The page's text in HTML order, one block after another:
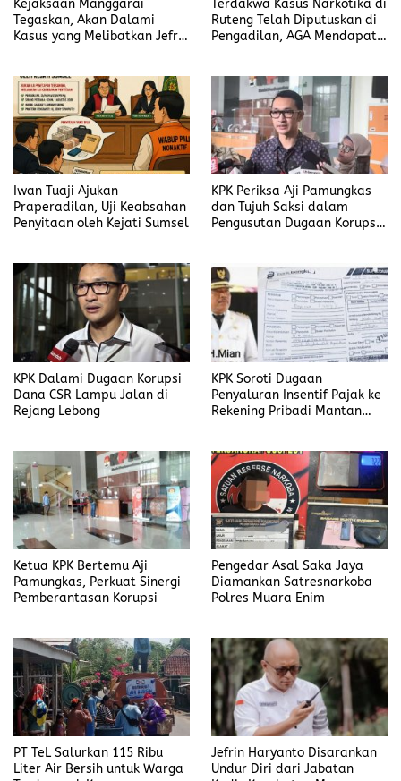
Kejaksaan Manggarai
Tegaskan, Akan Dalami
Kasus yang Melibatkan Jefrin
Terdakwa Kasus Narkotika di
Ruteng Telah Diputuskan di
Pengadilan, AGA Mendapat
Iwan Tuaji Ajukan
Praperadilan, Uji Keabsahan
Penyitaan oleh Kejati Sumsel
KPK Periksa Aji Pamungkas
dan Tujuh Saksi dalam
Pengusutan Dugaan Korupsi
KPK Dalami Dugaan Korupsi
Dana CSR Lampu Jalan di
Rejang Lebong
KPK Soroti Dugaan
Penyaluran Insentif Pajak ke
Rekening Pribadi Mantan
Ketua KPK Bertemu Aji
Pamungkas, Perkuat Sinergi
Pemberantasan Korupsi
Pengedar Asal Saka Jaya
Diamankan Satresnarkoba
Polres Muara Enim
PT TeL Salurkan 115 Ribu
Liter Air Bersih untuk Warga
Jefrin Haryanto Disarankan
Undur Diri dari Jabatan